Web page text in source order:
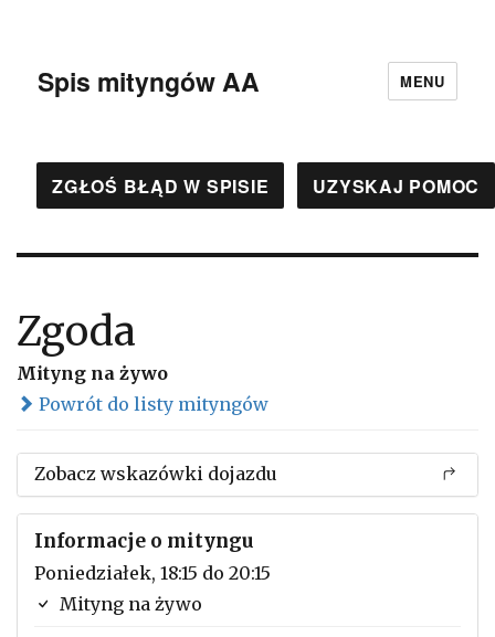
Spis mityngów AA MENU
ZGŁOŚ BŁĄD W SPISIE UZYSKAJ POMOC
Zgoda
Mityng na żywo
Powrót do listy mityngów
Zobacz wskazówki dojazdu
Informacje o mityngu
Poniedziałek, 18:15 do 20:15
Mityng na żywo